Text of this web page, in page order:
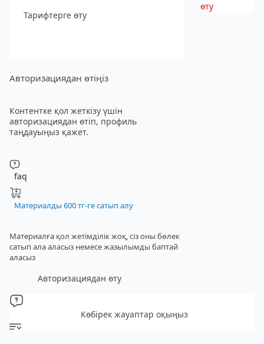
Тарифтерге өту
Авторизациядан өтіңіз
Контентке қол жеткізу үшін
авторизациядан өтіп, профиль
таңдауыңыз қажет.
faq
Материалды 600 тг-ге сатып алу
Материалға қол жетімділік жоқ, сіз оны бөлек
сатып ала аласыз немесе жазылымды баптай
аласыз
Авторизациядан өту
өту
Көбірек жауаптар оқыңыз